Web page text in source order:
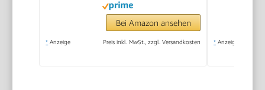
Bei Amazon ansehen
* Anzeige Preis inkl. MwSt., zzgl. Versandkosten * Anzeige